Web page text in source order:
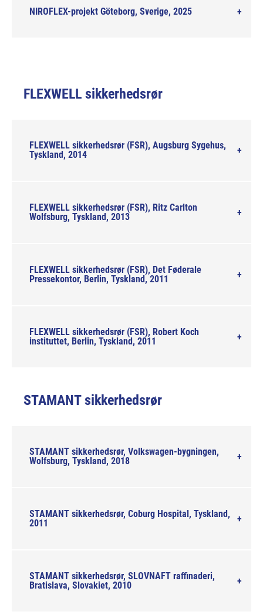
NIROFLEX-projekt Göteborg, Sverige, 2025
FLEXWELL sikkerhedsrør
FLEXWELL sikkerhedsrør (FSR), Augsburg Sygehus,
Tyskland, 2014
FLEXWELL sikkerhedsrør (FSR), Ritz Carlton
Wolfsburg, Tyskland, 2013
FLEXWELL sikkerhedsrør (FSR), Det Føderale
Pressekontor, Berlin, Tyskland, 2011
FLEXWELL sikkerhedsrør (FSR), Robert Koch
instituttet, Berlin, Tyskland, 2011
STAMANT sikkerhedsrør
STAMANT sikkerhedsrør, Volkswagen-bygningen,
Wolfsburg, Tyskland, 2018
STAMANT sikkerhedsrør, Coburg Hospital, Tyskland,
2011
STAMANT sikkerhedsrør, SLOVNAFT raffinaderi,
Bratislava, Slovakiet, 2010